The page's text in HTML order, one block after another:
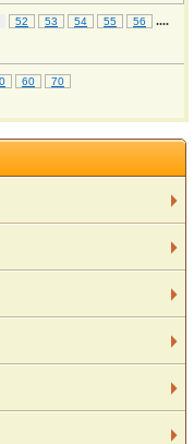
52 53 54 55 56 ....
60 70